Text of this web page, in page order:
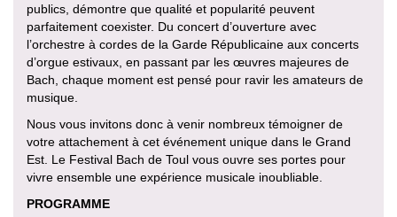
publics, démontre que qualité et popularité peuvent
parfaitement coexister. Du concert d’ouverture avec
l’orchestre à cordes de la Garde Républicaine aux concerts
d’orgue estivaux, en passant par les œuvres majeures de
Bach, chaque moment est pensé pour ravir les amateurs de
musique.
Nous vous invitons donc à venir nombreux témoigner de
votre attachement à cet événement unique dans le Grand
Est. Le Festival Bach de Toul vous ouvre ses portes pour
vivre ensemble une expérience musicale inoubliable.
PROGRAMME